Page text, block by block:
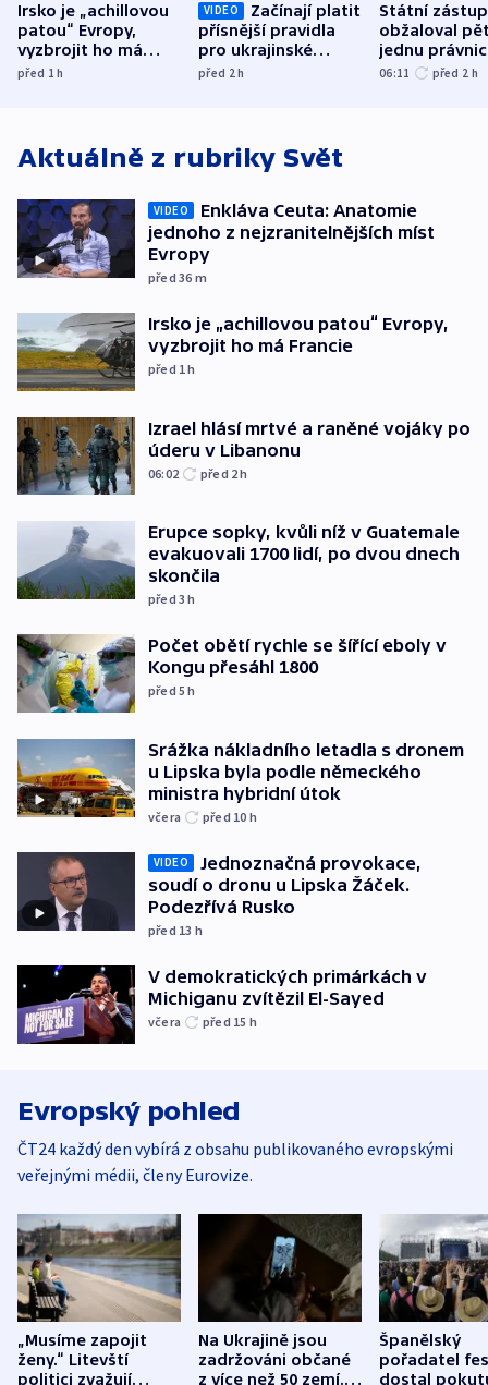
Irsko je „achillovou
patou“ Evropy,
vyzbrojit ho má
Francie
před 1h
VIDEO
Začínají platit
přísnější pravidla
pro ukrajinské
uprchlíky
před 2h
Státní
obžaloval
jednu
osobu v
06:11 před 2 h
Aktuálně z rubriky Svět
VIDEO
Enkláva Ceuta: Anatomie
jednoho z nejzranitelnějších míst
Evropy
před 36 m
Irsko je „achillovou patou“ Evropy,
vyzbrojit ho má Francie
před 1h
Izrael hlásí mrtvé a raněné vojáky po
úderu v Libanonu
06:02 před 2h
Erupce sopky, kvůli níž v Guatemale
evakuovali 1700 lidí, po dvou dnech
skončila
před 3h
Počet obětí rychle se šířící eboly v
Kongu přesáhl 1800
před 5h
Srážka nákladního letadla s dronem
u Lipska byla podle německého
ministra hybridní útok
včera před 10 h
VIDEO
Jednoznačná provokace,
soudí o dronu u Lipska Žáček.
Podezřívá Rusko
před 13 h
V demokratických primárkách v
Michiganu zvítězil El-Sayed
včera před 15 h
Evropský pohled
ČT24 každý den vybírá z obsahu publikovaného evropskými
veřejnými médii, členy Eurovize.
„Musíme zapojit
ženy.“ Litevští
politici zvažují
Na Ukrajině jsou
zadržováni občané
z více než 50 zemí.
Španělský
pořadatel
dostal